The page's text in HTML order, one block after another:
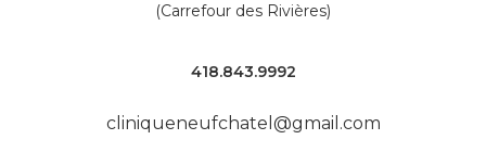
(Carrefour des Rivières)
418.843.9992
cliniqueneufchatel@gmail.com